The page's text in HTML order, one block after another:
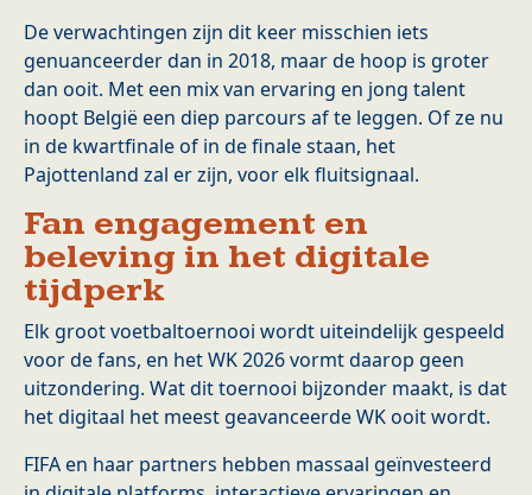
De verwachtingen zijn dit keer misschien iets
genuanceerder dan in 2018, maar de hoop is groter
dan ooit. Met een mix van ervaring en jong talent
hoopt België een diep parcours af te leggen. Of ze nu
in de kwartfinale of in de finale staan, het
Pajottenland zal er zijn, voor elk fluitsignaal.
Fan engagement en
beleving in het digitale
tijdperk
Elk groot voetbaltoernooi wordt uiteindelijk gespeeld
voor de fans, en het WK 2026 vormt daarop geen
uitzondering. Wat dit toernooi bijzonder maakt, is dat
het digitaal het meest geavanceerde WK ooit wordt.
FIFA en haar partners hebben massaal geïnvesteerd